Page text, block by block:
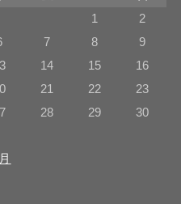
1
2
7 8
9
14 15
16
21 22
23
28 29
30